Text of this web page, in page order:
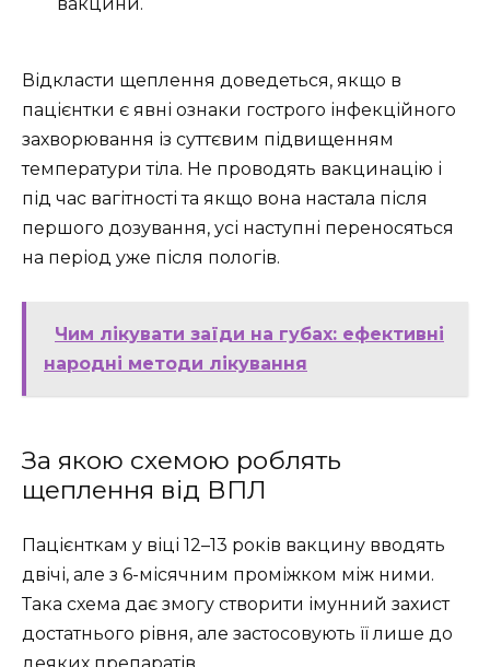
Відкласти щеплення доведеться, якщо в
пацієнтки є явні ознаки гострого інфекційного
захворювання із суттєвим підвищенням
температури тіла. Не проводять вакцинацію і
під час вагітності та якщо вона настала після
першого дозування, усі наступні переносяться
на період уже після пологів.
Чим лікувати заїди на губах: ефективні
народні методи лікування
За якою схемою роблять
щеплення від ВПЛ
Пацієнткам у віці 12–13 років вакцину вводять
двічі, але з 6-місячним проміжком між ними.
Така схема дає змогу створити імунний захист
достатнього рівня, але застосовують її лише до